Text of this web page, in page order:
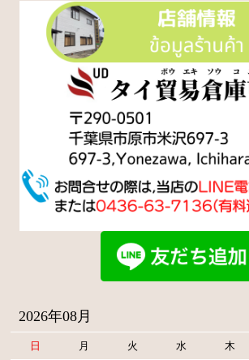
2026年08月
日 月 火 水 木